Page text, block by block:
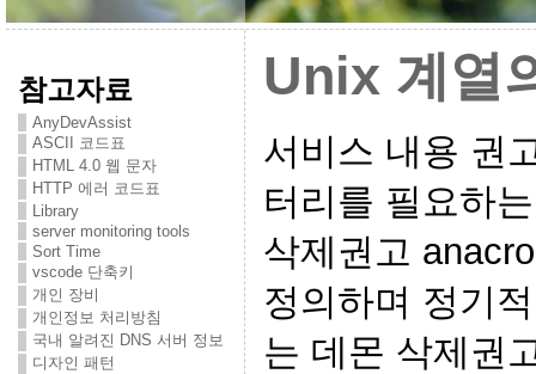
참고자료
AnyDevAssist
ASCII 코드표
HTML 4.0 웹 문자
HTTP 에러 코드표
Library
server monitoring tools
Sort Time
vscode 단축키
개인 장비
개인정보 처리방침
국내 알려진 DNS 서버 정보
디자인 패턴
Unix 계열
서비스 내용 권
터리를 필요하
삭제권고
정의하며 정기
는 데몬 삭제권